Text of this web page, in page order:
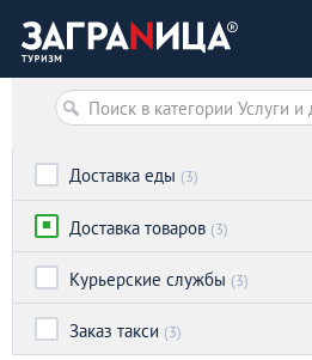
Доставка еды (3)
Доставка товаров (3)
Курьерские службы (3)
Заказ такси (3)